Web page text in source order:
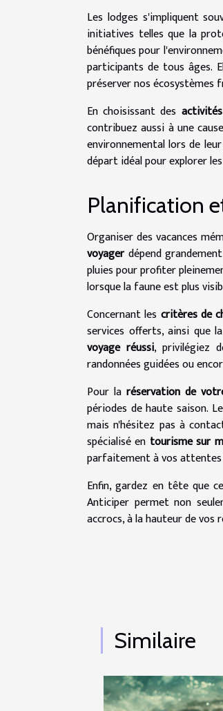
Les lodges s'impliquent
initiatives telles que la
bénéfiques pour
participants de tous âges.
préserver nos écosystèmes
En choisissant des
contribuez aussi à une
environnemental lors de
départ idéal pour explorer
Planification
Organiser des vacances
voyagerdépend
pluies pour profiter
lorsque la faune est plus
Concernant les critères de
services offerts, ainsi que
voyage réussi, privilégiez
randonnées guidées ou
Pour la réservation de
périodes de haute saison.
mais n'hésitez pas à
spécialisé en tourisme sur
parfaitement à vos attentes
Enfin, gardez en tête que
Anticiper permet non
accrocs, à la hauteur de vos
Similaire